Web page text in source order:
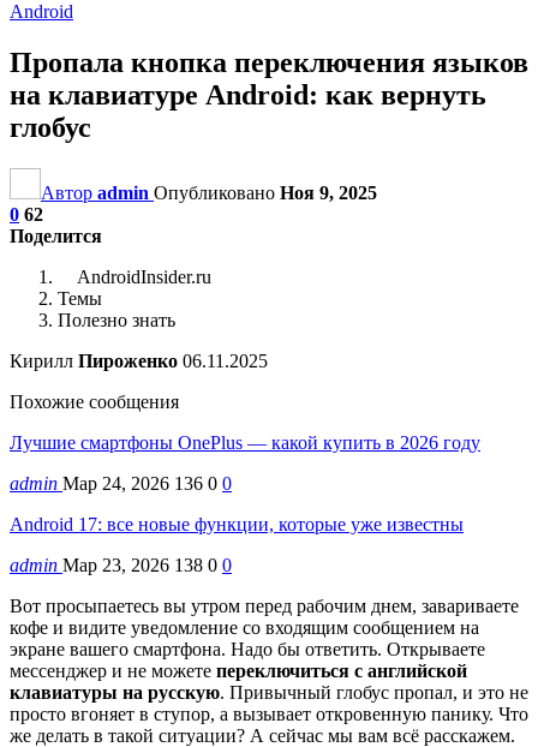
Android
Пропала кнопка переключения языков
на клавиатуре Android: как вернуть
глобус
Автор admin Опубликовано Ноя 9, 2025
0 62
Поделится
AndroidInsider.ru
Темы
Полезно знать
Кирилл Пироженко 06.11.2025
Похожие сообщения
Лучшие смартфоны OnePlus — какой купить в 2026 году
admin Мар 24, 2026 136 0 0
Android 17: все новые функции, которые уже известны
admin Мар 23, 2026 138 0 0
Вот просыпаетесь вы утром перед рабочим днем, завариваете
кофе и видите уведомление со входящим сообщением на
экране вашего смартфона. Надо бы ответить. Открываете
мессенджер и не можете переключиться с английской
клавиатуры на русскую. Привычный глобус пропал, и это не
просто вгоняет в ступор, а вызывает откровенную панику. Что
же делать в такой ситуации? А сейчас мы вам всё расскажем.